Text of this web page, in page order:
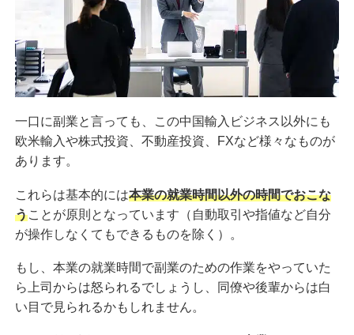
一口に副業と言っても、この中国輸入ビジネス以外にも
欧米輸入や株式投資、不動産投資、FXなど様々なものが
あります。
これらは基本的には本業の就業時間以外の時間でおこな
うことが原則となっています（自動取引や指値など自分
が操作しなくてもできるものを除く）。
もし、本業の就業時間で副業のための作業をやっていた
ら上司からは怒られるでしょうし、同僚や後輩からは白
い目で見られるかもしれません。